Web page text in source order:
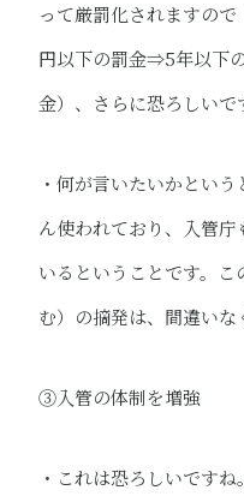
って厳罰化されますの
円以下の罰金⇒5年以下
金）、さらに恐ろしいで
・何が言いたいかとい
ん使われており、入管
いるということです。
む）の摘発は、間違いな
➂​​入管の体制を増強​
・これは恐ろしいです